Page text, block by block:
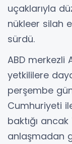
uçaklarıyla
nükleer silah
sürdü.
ABD merkezli
yetkililere
perşembe
Cumhuriyeti
baktığı
anlaşmadan